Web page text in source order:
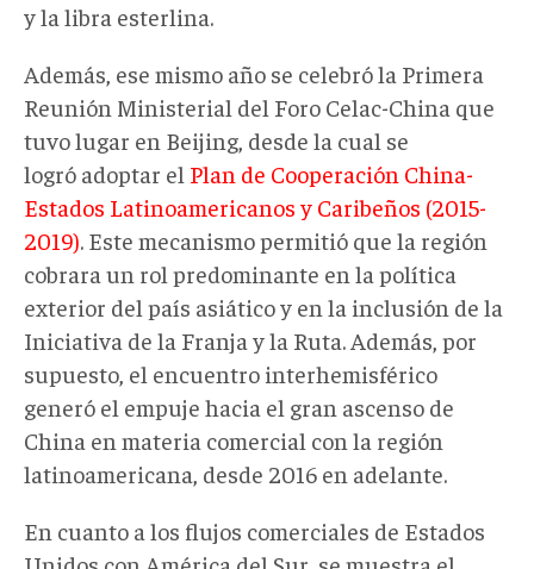
y la libra esterlina.
Además, ese mismo año se celebró la Primera
Reunión Ministerial del Foro Celac-China que
tuvo lugar en Beijing, desde la cual se
logró adoptar el Plan de Cooperación China-
Estados Latinoamericanos y Caribeños (2015-
2019). Este mecanismo permitió que la región
cobrara un rol predominante en la política
exterior del país asiático y en la inclusión de la
Iniciativa de la Franja y la Ruta. Además, por
supuesto, el encuentro interhemisférico
generó el empuje hacia el gran ascenso de
China en materia comercial con la región
latinoamericana, desde 2016 en adelante.
En cuanto a los flujos comerciales de Estados